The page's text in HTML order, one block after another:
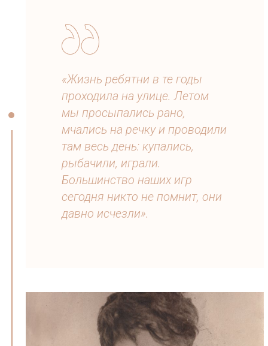
«Жизнь ребятни в те годы
проходила на улице. Летом
мы просыпались рано,
мчались на речку и проводили
там весь день: купались,
рыбачили, играли.
Большинство наших игр
сегодня никто не помнит, они
давно исчезли».